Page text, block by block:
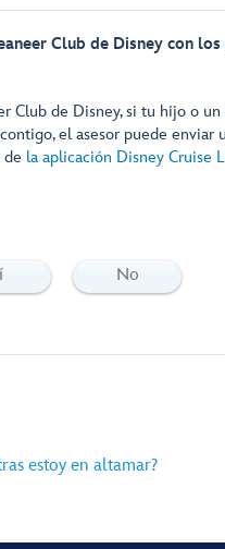
Club de Disney con
Club de Disney, si tu hijo o un
el asesor puede enviar
la aplicación Disney Cruise
No
estoy en altamar?